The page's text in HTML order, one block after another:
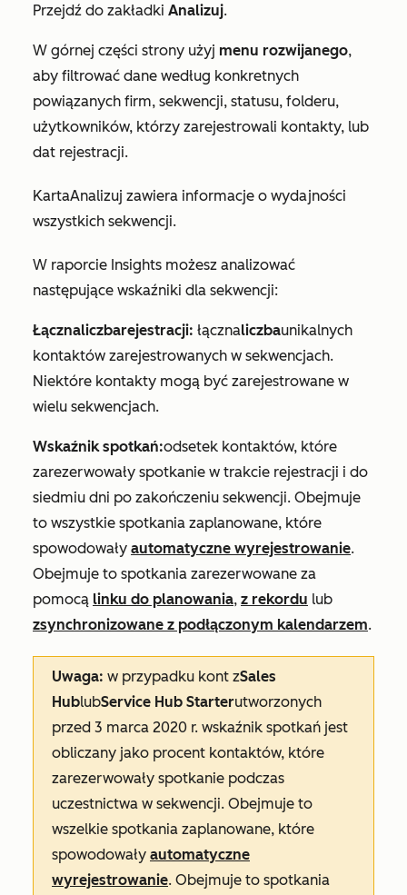
Przejdź do zakładki Analizuj.
W górnej części strony użyj menu rozwijanego,
aby filtrować dane według konkretnych
powiązanych firm, sekwencji, statusu, folderu,
użytkowników, którzy zarejestrowali kontakty, lub
dat rejestracji.
KartaAnalizuj zawiera informacje o wydajności
wszystkich sekwencji.
W raporcie Insights możesz analizować
następujące wskaźniki dla sekwencji:
Łącznaliczbarejestracji: łącznaliczbaunikalnych
kontaktów zarejestrowanych w sekwencjach.
Niektóre kontakty mogą być zarejestrowane w
wielu sekwencjach.
Wskaźnik spotkań:odsetek kontaktów, które
zarezerwowały spotkanie w trakcie rejestracji i do
siedmiu dni po zakończeniu sekwencji. Obejmuje
to wszystkie spotkania zaplanowane, które
spowodowały automatyczne wyrejestrowanie.
Obejmuje to spotkania zarezerwowane za
pomocą linku do planowania, z rekordu lub
zsynchronizowane z podłączonym kalendarzem.
Uwaga: w przypadku kont zSales
HublubService Hub Starterutworzonych
przed 3 marca 2020 r. wskaźnik spotkań jest
obliczany jako procent kontaktów, które
zarezerwowały spotkanie podczas
uczestnictwa w sekwencji. Obejmuje to
wszelkie spotkania zaplanowane, które
spowodowały automatyczne
wyrejestrowanie. Obejmuje to spotkania